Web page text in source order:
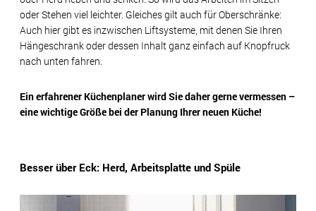
oder Stehen viel leichter. Gleiches gilt auch für Oberschränke:
Auch hier gibt es inzwischen Liftsysteme, mit denen Sie Ihren
Hängeschrank oder dessen Inhalt ganz einfach auf Knopfruck
nach unten fahren.
Ein erfahrener Küchenplaner wird Sie daher gerne vermessen –
eine wichtige Größe bei der Planung Ihrer neuen Küche!
Besser über Eck: Herd, Arbeitsplatte und Spüle